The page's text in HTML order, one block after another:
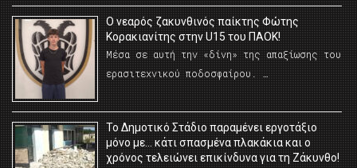
O νεαρός ζακυνθινός παίκτης Φώτης
Κορακιανίτης στην U15 του ΠΑΟΚ!
Μέσα σε αυτή την «δίνη» της απαξίωσης του
ερασιτεχνικού ποδοσφαίρου. …
Το Δημοτικό Στάδιο παραμένει εργοτάξιο
μόνο με… κάτι σπασμένα πλακάκια και ο
χρόνος τελειώνει επικίνδυνα για τη Ζάκυνθο!